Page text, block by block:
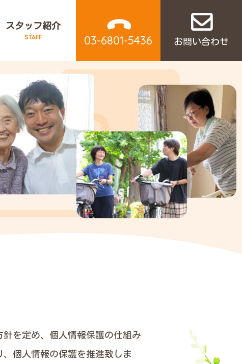
スタッフ紹介
STAFF 03-6801-5436 お問い合わせ
を定め、個人情報保護の仕組み
個人情報の保護を推進致しま